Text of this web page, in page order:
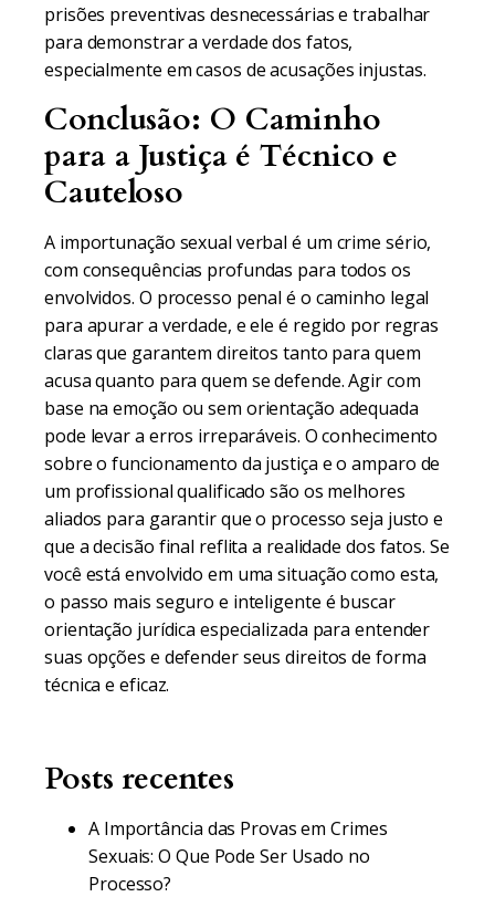
prisões preventivas desnecessárias e trabalhar
para demonstrar a verdade dos fatos,
especialmente em casos de acusações injustas.
Conclusão: O Caminho
para a Justiça é Técnico e
Cauteloso
A importunação sexual verbal é um crime sério,
com consequências profundas para todos os
envolvidos. O processo penal é o caminho legal
para apurar a verdade, e ele é regido por regras
claras que garantem direitos tanto para quem
acusa quanto para quem se defende. Agir com
base na emoção ou sem orientação adequada
pode levar a erros irreparáveis. O conhecimento
sobre o funcionamento da justiça e o amparo de
um profissional qualificado são os melhores
aliados para garantir que o processo seja justo e
que a decisão final reflita a realidade dos fatos. Se
você está envolvido em uma situação como esta,
o passo mais seguro e inteligente é buscar
orientação jurídica especializada para entender
suas opções e defender seus direitos de forma
técnica e eficaz.
Posts recentes
A Importância das Provas em Crimes
Sexuais: O Que Pode Ser Usado no
Processo?